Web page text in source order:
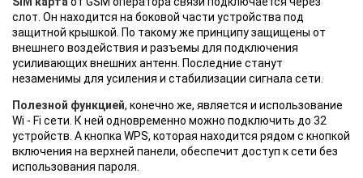
слот. Он находится на боковой части устройства под
защитной крышкой. По такому же принципу защищены от
внешнего воздействия и разъемы для подключения
усиливающих внешних антенн. Последние станут
незаменимы для усиления и стабилизации сигнала сети.
Полезной функцией, конечно же, является и использование
Wi - Fi сети. К ней одновременно можно подключить до 32
устройств. А кнопка WPS, которая находится рядом с кнопкой
включения на верхней панели, обеспечит доступ к сети без
использования пароля.